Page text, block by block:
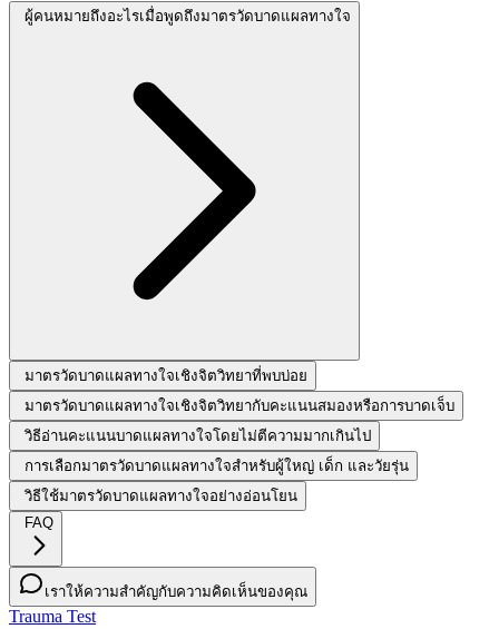
ผู้คนหมายถึงอะไรเมื่อพูดถึงมาตรวัดบาดแผลทางใจ
มาตรวัดบาดแผลทางใจเชิงจิตวิทยาที่พบบ่อย
มาตรวัดบาดแผลทางใจเชิงจิตวิทยากับคะแนนสมองหรือการบาดเจ็บ
วิธีอ่านคะแนนบาดแผลทางใจโดยไม่ตีความมากเกินไป
การเลือกมาตรวัดบาดแผลทางใจสำหรับผู้ใหญ่ เด็ก และวัยรุ่น
วิธีใช้มาตรวัดบาดแผลทางใจอย่างอ่อนโยน
FAQ
เราให้ความสำคัญกับความคิดเห็นของคุณ
Trauma Test